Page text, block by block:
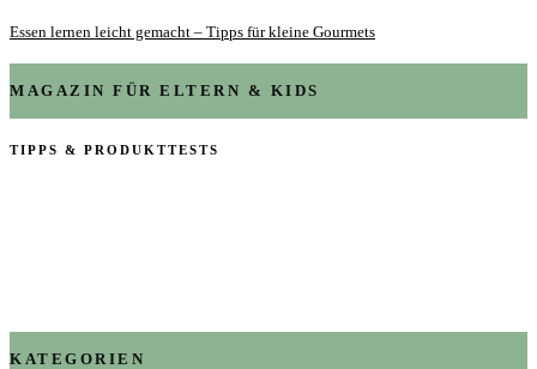
Essen lernen leicht gemacht – Tipps für kleine Gourmets
MAGAZIN FÜR ELTERN & KIDS
TIPPS & PRODUKTTESTS
KATEGORIEN